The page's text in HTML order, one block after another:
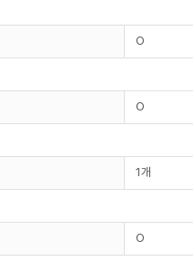
O
O
1개
O